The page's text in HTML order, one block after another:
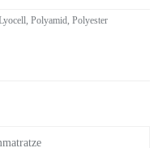
Polyamid, Polyester